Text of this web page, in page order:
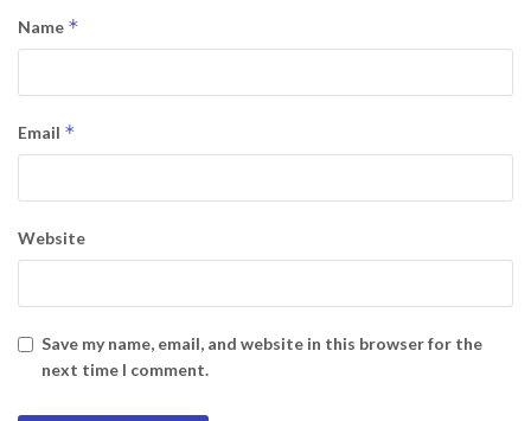
Name *
Email *
Website
Save my name, email, and website in this browser for the
next time I comment.